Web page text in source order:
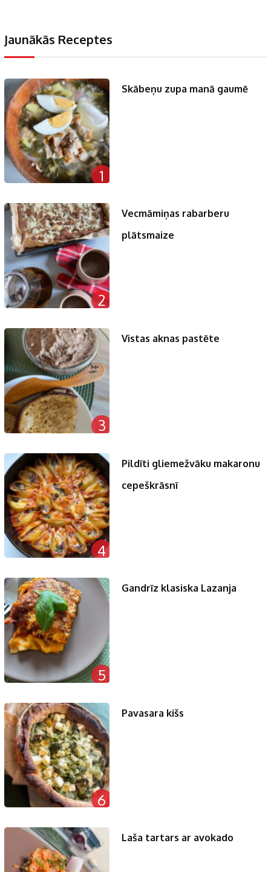
Jaunākās Receptes
1
Skābeņu zupa manā gaumē
2
Vecmāmiņas rabarberu
plātsmaize
3
Vistas aknas pastēte
4
Pildīti gliemežvāku makaronu
cepeškrāsnī
5
Gandrīz klasiska Lazanja
6
Pavasara kišs
Laša tartars ar avokado